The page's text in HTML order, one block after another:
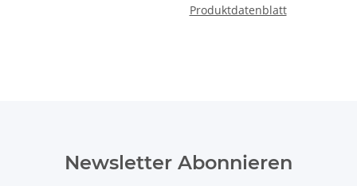
Produktdatenblatt
Newsletter Abonnieren